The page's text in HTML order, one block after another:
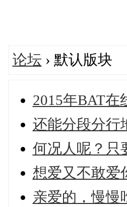
论坛 › 默认版块
2015年BAT
还能分段分行
何况人呢？只
想爱又不敢爱
亲爱的，慢慢